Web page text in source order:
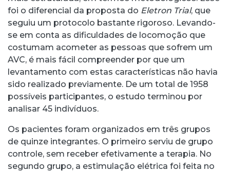
foi o diferencial da proposta do Eletron Trial, que
seguiu um protocolo bastante rigoroso. Levando-
se em conta as dificuldades de locomoção que
costumam acometer as pessoas que sofrem um
AVC, é mais fácil compreender por que um
levantamento com estas características não havia
sido realizado previamente. De um total de 1958
possíveis participantes, o estudo terminou por
analisar 45 indivíduos.
Os pacientes foram organizados em três grupos
de quinze integrantes. O primeiro serviu de grupo
controle, sem receber efetivamente a terapia. No
segundo grupo, a estimulação elétrica foi feita no